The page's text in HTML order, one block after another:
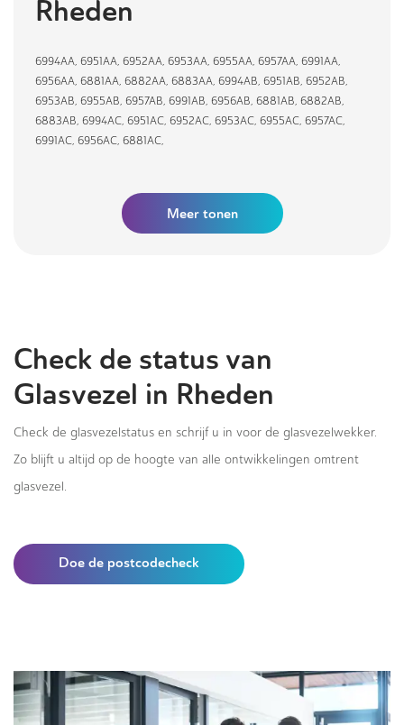
Rheden
6994AA, 6951AA, 6952AA, 6953AA, 6955AA, 6957AA, 6991AA,
6956AA, 6881AA, 6882AA, 6883AA, 6994AB, 6951AB, 6952AB,
6953AB, 6955AB, 6957AB, 6991AB, 6956AB, 6881AB, 6882AB,
6883AB, 6994AC, 6951AC, 6952AC, 6953AC, 6955AC, 6957AC,
6991AC, 6956AC, 6881AC,
Meer tonen
Check de status van
Glasvezel in Rheden
Check de glasvezelstatus en schrijf u in voor de glasvezelwekker.
Zo blijft u altijd op de hoogte van alle ontwikkelingen omtrent
glasvezel.
Doe de postcodecheck